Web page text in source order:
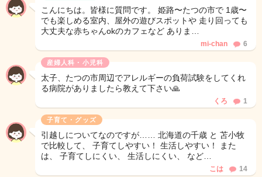
こんにちは。皆様に質問です。 姫路〜たつの市で 1歳〜
でも楽しめる室内、屋外の遊びスポットや 走り回っても
大丈夫な赤ちゃんokのカフェなど ありま…
mi-chan 6
産婦人科・小児科
太子、たつの市周辺でアレルギーの負荷試験をしてくれ
る病院がありましたら教えて下さい🙏
くろ 1
子育て・グッズ
引越しについてなのですが…… 北海道の千歳 と 苫小牧
で比較して、 子育てしやすい！ 生活しやすい！ また
は、 子育てしにくい、 生活しにくい、 など…
こは 14